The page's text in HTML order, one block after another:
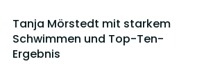
Tanja Mörstedt mit starkem
Schwimmen und Top-Ten-
Ergebnis